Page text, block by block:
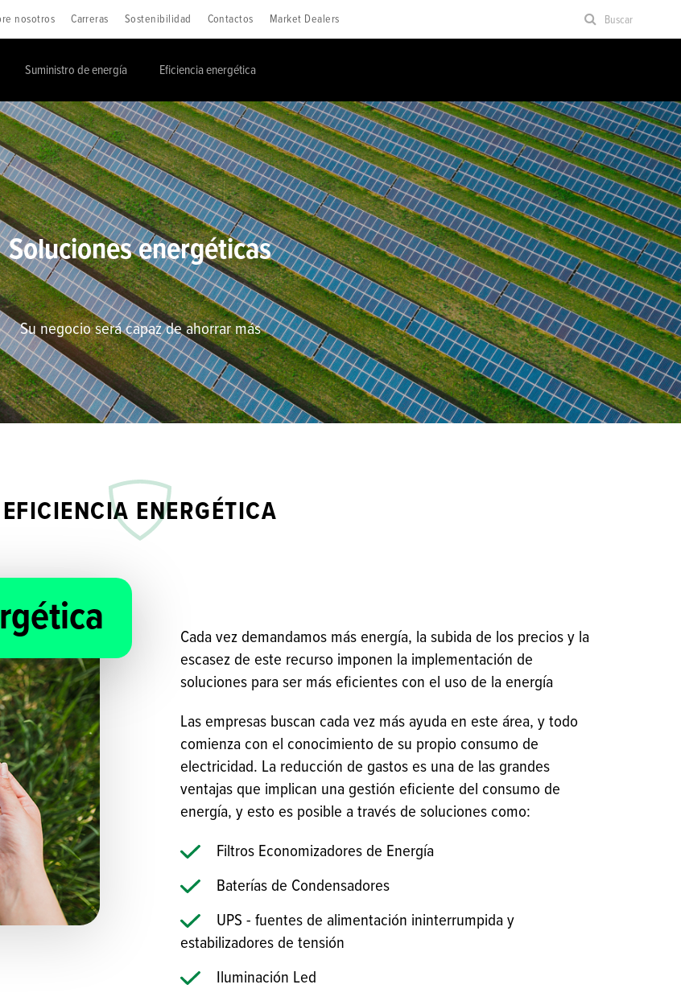
nosotros Carreras Sostenibilidad Contactos Market Dealers Buscar
Suministro de energía Eficiencia energética
Soluciones energéticas
Su negocio será capaz de ahorrar más
EFICIENCIA ENERGÉTICA
Cada vez demandamos más energía, la subida de los precios y la
escasez de este recurso imponen la implementación de
soluciones para ser más eficientes con el uso de la energía
Las empresas buscan cada vez más ayuda en este área, y todo
comienza con el conocimiento de su propio consumo de
electricidad. La reducción de gastos es una de las grandes
ventajas que implican una gestión eficiente del consumo de
energía, y esto es posible a través de soluciones como:
Filtros Economizadores de Energía
Baterías de Condensadores
UPS - fuentes de alimentación ininterrumpida y
estabilizadores de tensión
Iluminación Led